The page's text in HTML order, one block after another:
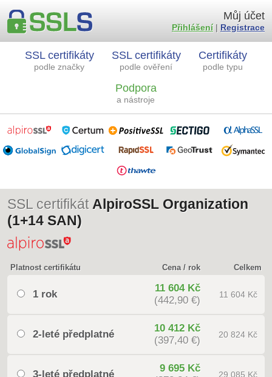
SSL certifikáty
podle značky
SSL certifikáty
podle ověření
Certifikáty
podle typu
Podpora
a nástroje
Můj účet
Přihlášení| Registrace
SSL certifikát AlpiroSSL Organization
(1+14 SAN)
Platnost certifikátu Cena / rok Celkem
1 rok
11 604 Kč
(442,90 €)
11 604 Kč
2-leté předplatné
10 412 Kč
(397,40 €)
20 824 Kč
3-leté předplatné
9 695 Kč
29 085 Kč